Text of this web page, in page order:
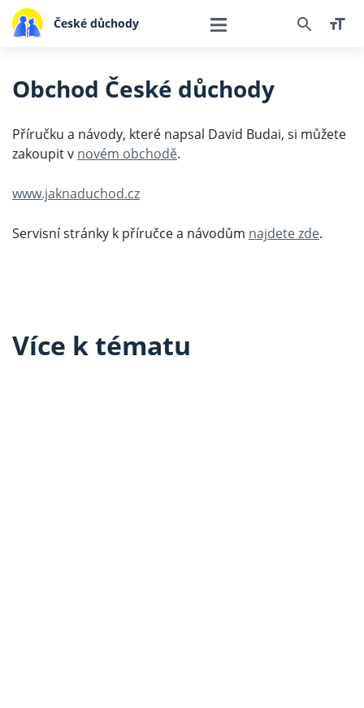
České důchody
Obchod České důchody
Příručku a návody, které napsal David Budai, si můžete
zakoupit v novém obchodě.
www.jaknaduchod.cz
Servisní stránky k příručce a návodům najdete zde.
Více k tématu